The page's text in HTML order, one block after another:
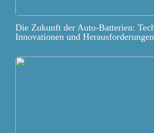
Die Zukunft der Auto-Batterien:
Innovationen und Herausforderungen